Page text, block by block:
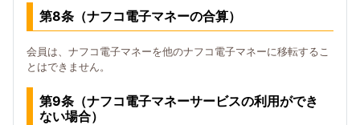
第8条（ナフコ電子マネーの合算）
会員は、ナフコ電子マネーを他のナフコ電子マネーに移転するこ
とはできません。
第9条（ナフコ電子マネーサービスの利用ができ
ない場合）